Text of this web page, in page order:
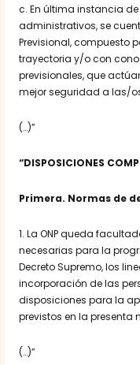
c. En última instancia
administrativos, se
Previsional, compuesto
trayectoria y/o con
previsionales, que
mejor seguridad a las/
(…)”
“DISPOSICIONES
Primera. Normas de
1. La ONP queda
necesarias para la
Decreto Supremo, los
incorporación de las
disposiciones para la
previstos en la presenta
(…)”